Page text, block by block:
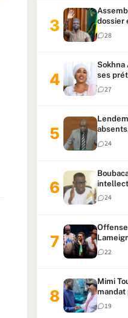
dossier
du28
Sokhna
ses
jamais
27
Lamine
24
urgent
24
Offense
Ndiaye
22
Mimi
mandat
faire
19